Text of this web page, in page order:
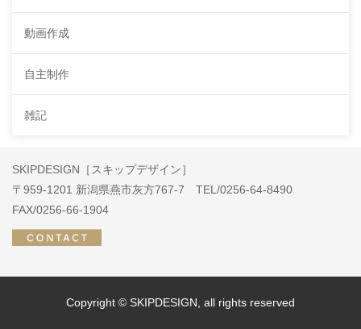
動画作成
自主制作
雑記
SKIPDESIGN［スキップデザイン］
〒959-1201 新潟県燕市灰方767-7 TEL/0256-64-8490
FAX/0256-66-1904
Copyright © SKIPDESIGN, all rights reserved